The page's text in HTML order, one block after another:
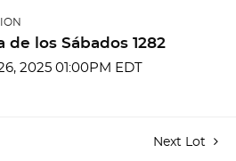
de los Sábados 1282
2025 01:00PM EDT
Next Lot